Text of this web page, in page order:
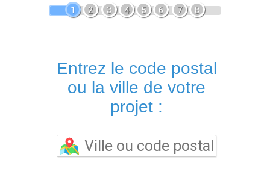
1 2 3 4 5 6 7 8
Entrez le code postal
ou la ville de votre
projet :